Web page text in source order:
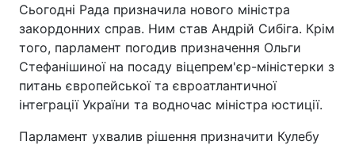
Сьогодні Рада призначила нового міністра
закордонних справ. Ним став Андрій Сибіга. Крім
того, парламент погодив призначення Ольги
Стефанішиної на посаду віцепрем'єр-міністерки з
питань європейської та євроатлантичної
інтеграції України та водночас міністра юстиції.
Парламент ухвалив рішення призначити Кулебу